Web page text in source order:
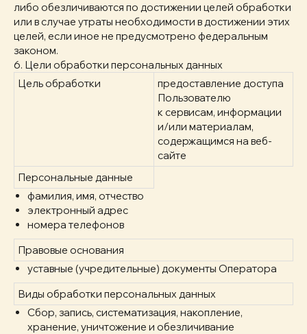
либо обезличиваются по достижении целей обработки
или в случае утраты необходимости в достижении этих
целей, если иное не предусмотрено федеральным
законом.
6. Цели обработки персональных данных
Цель обработки
предоставление доступа
Пользователю
к сервисам, информации
и/или материалам,
содержащимся на веб-
сайте
Персональные данные
фамилия, имя, отчество
электронный адрес
номера телефонов
Правовые основания
уставные (учредительные) документы Оператора
Виды обработки персональных данных
Сбор, запись, систематизация, накопление,
хранение, уничтожение и обезличивание